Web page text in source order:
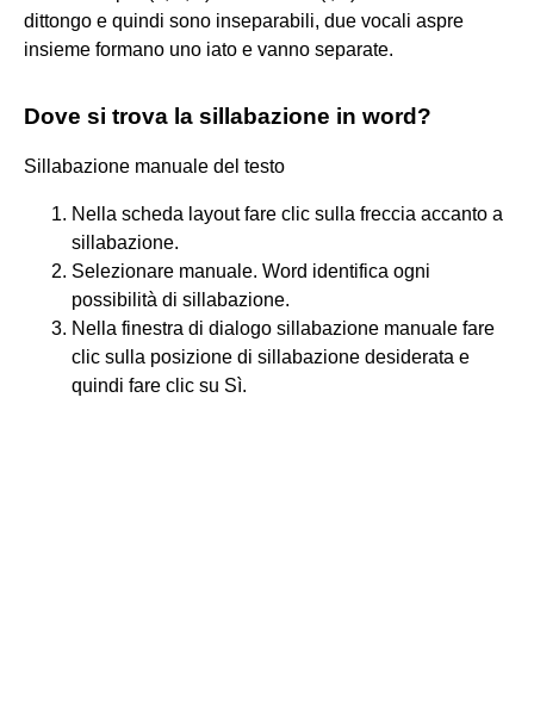
dittongo e quindi sono inseparabili, due vocali aspre
insieme formano uno iato e vanno separate.
Dove si trova la sillabazione in word?
Sillabazione manuale del testo
Nella scheda layout fare clic sulla freccia accanto a
sillabazione.
Selezionare manuale. Word identifica ogni
possibilità di sillabazione.
Nella finestra di dialogo sillabazione manuale fare
clic sulla posizione di sillabazione desiderata e
quindi fare clic su Sì.